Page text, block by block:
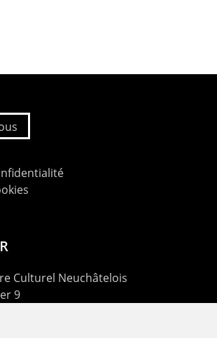
Culturel Neuchâtelois
9